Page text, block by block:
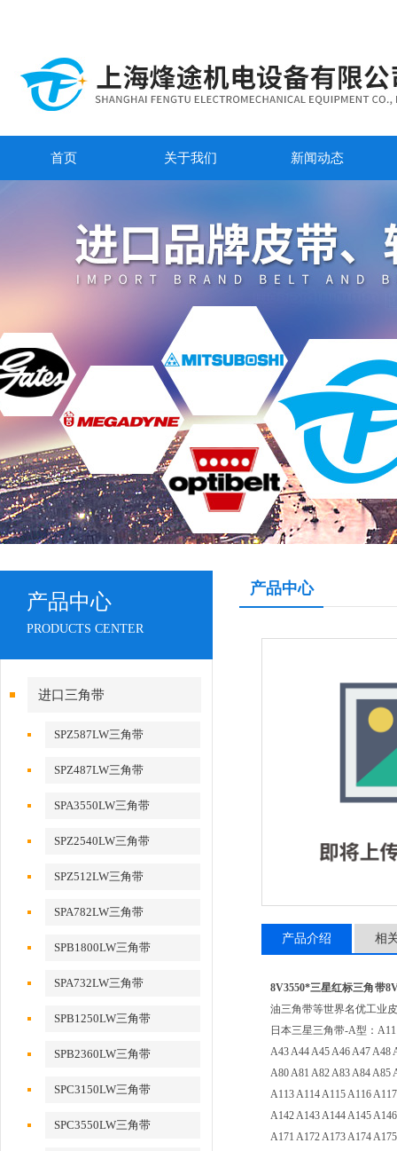
首页 关于我们 新闻动态
产品中心
PRODUCTS CENTER
进口三角带
SPZ587LW三角带
SPZ487LW三角带
SPA3550LW三角带
SPZ2540LW三角带
SPZ512LW三角带
SPA782LW三角带
SPB1800LW三角带
SPA732LW三角带
SPB1250LW三角带
SPB2360LW三角带
SPC3150LW三角带
SPC3550LW三角带
产品中心
产品介绍 相
8V3550*三星红标三角带
油三角带等世界名优工业
日本三星三角带-A型：A11
A43 A44 A45 A46 A47 A48
A80 A81 A82 A83 A84 A85
A113 A114 A115 A116
A142 A143 A144 A145
A171 A172 A173 A174